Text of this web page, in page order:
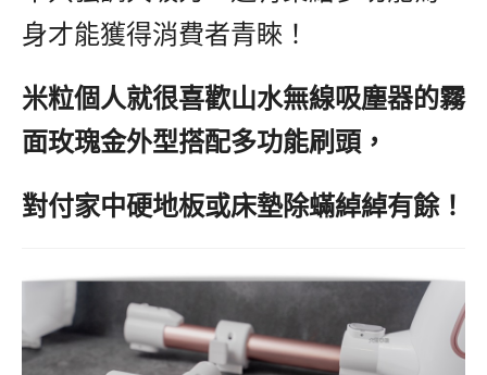
身才能獲得消費者青睞！
米粒個人就很喜歡山水無線吸塵器的霧
面玫瑰金外型搭配多功能刷頭，
對付家中硬地板或床墊除蟎綽綽有餘！